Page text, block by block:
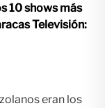
10 shows más
Televisión:
eran los